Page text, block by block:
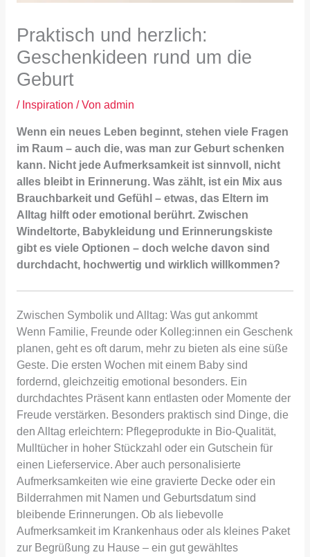
Praktisch und herzlich:
Geschenkideen rund um die
Geburt
/ Inspiration / Von admin
Wenn ein neues Leben beginnt, stehen viele Fragen
im Raum – auch die, was man zur Geburt schenken
kann. Nicht jede Aufmerksamkeit ist sinnvoll, nicht
alles bleibt in Erinnerung. Was zählt, ist ein Mix aus
Brauchbarkeit und Gefühl – etwas, das Eltern im
Alltag hilft oder emotional berührt. Zwischen
Windeltorte, Babykleidung und Erinnerungskiste
gibt es viele Optionen – doch welche davon sind
durchdacht, hochwertig und wirklich willkommen?
Zwischen Symbolik und Alltag: Was gut ankommt
Wenn Familie, Freunde oder Kolleg:innen ein Geschenk
planen, geht es oft darum, mehr zu bieten als eine süße
Geste. Die ersten Wochen mit einem Baby sind
fordernd, gleichzeitig emotional besonders. Ein
durchdachtes Präsent kann entlasten oder Momente der
Freude verstärken. Besonders praktisch sind Dinge, die
den Alltag erleichtern: Pflegeprodukte in Bio-Qualität,
Mulltücher in hoher Stückzahl oder ein Gutschein für
einen Lieferservice. Aber auch personalisierte
Aufmerksamkeiten wie eine gravierte Decke oder ein
Bilderrahmen mit Namen und Geburtsdatum sind
bleibende Erinnerungen. Ob als liebevolle
Aufmerksamkeit im Krankenhaus oder als kleines Paket
zur Begrüßung zu Hause – ein gut gewähltes